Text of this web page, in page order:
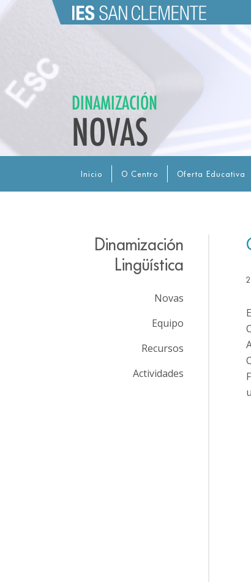
DINAMIZACIÓN
NOVAS
Inicio O Centro Oferta Educativa
Dinamización
Lingüística
Novas
Equipo
Recursos
Actividades